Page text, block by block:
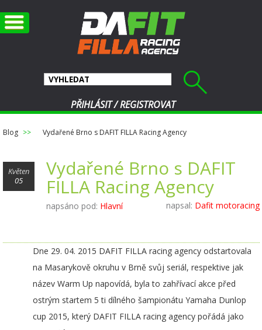
PŘIHLÁSIT/ REGISTROVAT
Blog Vydařené Brno s DAFIT FILLA Racing Agency
Květen
05
Vydařené Brno s DAFIT
FILLA Racing Agency
napsáno pod: Hlavní napsal: Dafit motoracing
Dne 29. 04. 2015 DAFIT FILLA racing agency odstartovala
na Masarykově okruhu v Brně svůj seriál, respektive jak
název Warm Up napovídá, byla to zahřívací akce před
ostrým startem 5 ti dílného šampionátu Yamaha Dunlop
cup 2015, který DAFIT FILLA racing agency pořádá jako